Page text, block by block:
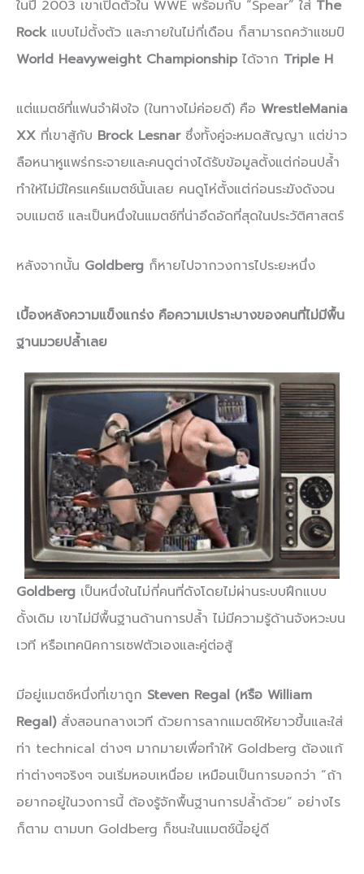
ในปี 2003 เขาเปิดตัวใน WWE พร้อมกับ “Spear” ใส่ The
Rockแบบไม่ตั้งตัว และภายในไม่กี่เดือน ก็สามารถคว้าแชมป์
World Heavyweight Championshipได้จาก Triple H
แต่แมตช์ที่แฟนจำฝังใจ (ในทางไม่ค่อยดี) คือ WrestleMania
XX ที่เขาสู้กับ Brock Lesnarซึ่งทั้งคู่จะหมดสัญญา แต่ข่าว
ลือหนาหูแพร่กระจายและคนดูต่างได้รับข้อมูลตั้งแต่ก่อนปล้ำ
ทำให้ไม่มีใครแคร์แมตช์นั้นเลย คนดูโห่ตั้งแต่ก่อนระฆังดังจน
จบแมตช์ และเป็นหนึ่งในแมตช์ที่น่าอึดอัดที่สุดในประวัติศาสตร์
หลังจากนั้น Goldberg ก็หายไปจากวงการไประยะหนึ่ง
เบื้องหลังความแข็งแกร่ง คือความเปราะบางของคนที่ไม่มีพื้น
ฐานมวยปล้ำเลย
Goldberg เป็นหนึ่งในไม่กี่คนที่ดังโดยไม่ผ่านระบบฝึกแบบ
ดั้งเดิม เขาไม่มีพื้นฐานด้านการปล้ำ ไม่มีความรู้ด้านจังหวะบน
เวที หรือเทคนิคการเซฟตัวเองและคู่ต่อสู้
มีอยู่แมตช์หนึ่งที่เขาถูก Steven Regal (หรือ William
Regal)สั่งสอนกลางเวที ด้วยการลากแมตช์ให้ยาวขึ้นและใส่
ท่า technical ต่างๆ มากมายเพื่อทำให้ Goldberg ต้องแก้
ท่าต่างๆจริงๆ จนเริ่มหอบเหนื่อย เหมือนเป็นการบอกว่า “ถ้า
อยากอยู่ในวงการนี้ ต้องรู้จักพื้นฐานการปล้ำด้วย” อย่างไร
ก็ตาม ตามบท Goldberg ก็ชนะในแมตช์นี้อยู่ดี